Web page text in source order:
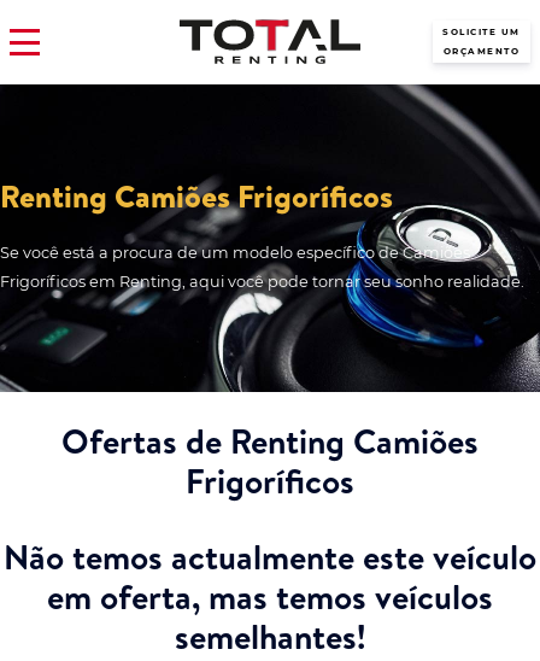
SOLICITE UM
ORÇAMENTO
Renting Camiões Frigoríficos
Se você está a procura de um modelo específico de Camiões
Frigoríficos em Renting, aqui você pode tornar seu sonho realidade.
Ofertas de Renting Camiões
Frigoríficos
Não temos actualmente este veículo
em oferta, mas temos veículos
semelhantes!